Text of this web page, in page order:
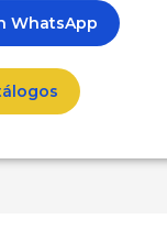
WhatsApp